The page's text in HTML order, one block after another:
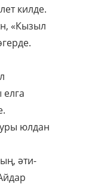
килде.
«Кызыл
юлдан
әти-